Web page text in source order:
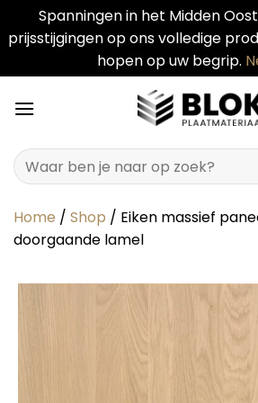
Spanningen in het Midden
prijsstijgingen op ons volledige
hopen op uw begrip.
naar
Zoeken
naar:
Home / Shop / Eiken massief
doorgaande lamel